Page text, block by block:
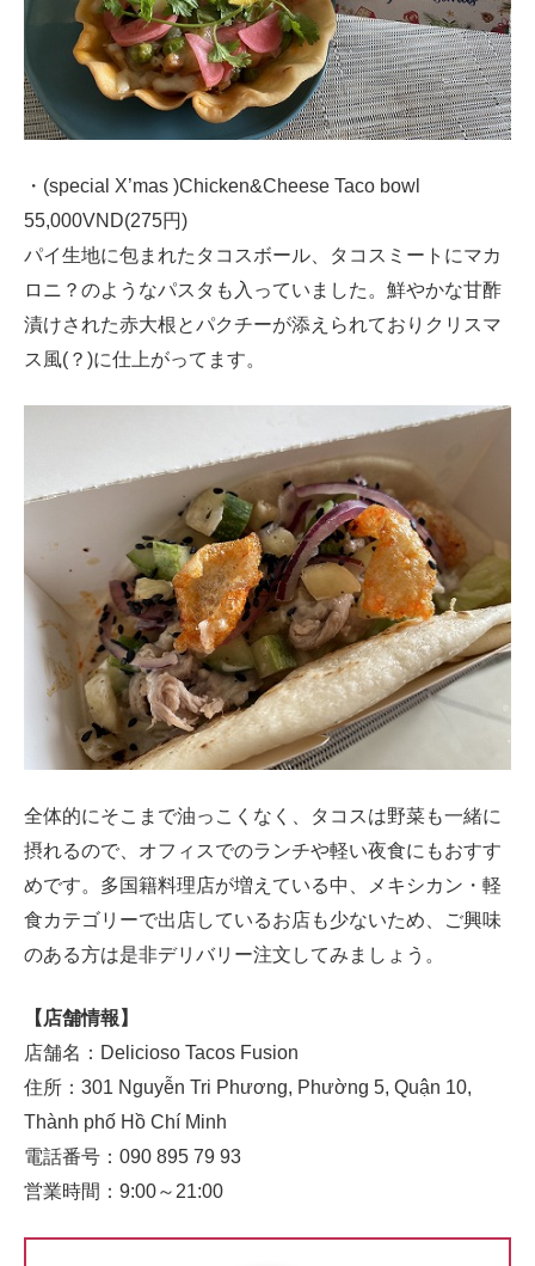
・(special X’mas )Chicken&Cheese Taco bowl
55,000VND(275円)
パイ生地に包まれたタコスボール、タコスミートにマカ
ロニ？のようなパスタも入っていました。鮮やかな甘酢
漬けされた赤大根とパクチーが添えられておりクリスマ
ス風(？)に仕上がってます。
全体的にそこまで油っこくなく、タコスは野菜も一緒に
摂れるので、オフィスでのランチや軽い夜食にもおすす
めです。多国籍料理店が増えている中、メキシカン・軽
食カテゴリーで出店しているお店も少ないため、ご興味
のある方は是非デリバリー注文してみましょう。
【店舗情報】
店舗名：Delicioso Tacos Fusion
住所：301 Nguyễn Tri Phương, Phường 5, Quận 10,
Thành phố Hồ Chí Minh
電話番号：090 895 79 93
営業時間：9:00～21:00